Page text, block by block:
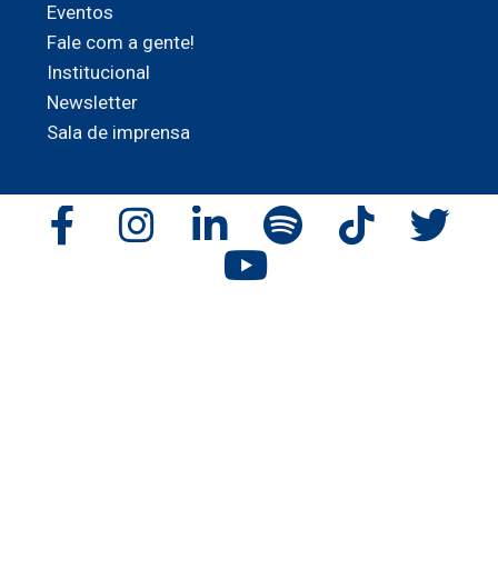
Eventos
Fale com a gente!
Institucional
Newsletter
Sala de imprensa